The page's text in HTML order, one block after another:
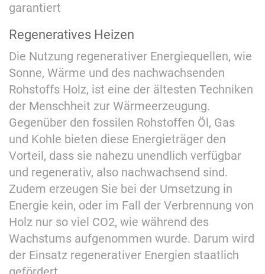
garantiert
Regeneratives Heizen
Die Nutzung regenerativer Energiequellen, wie
Sonne, Wärme und des nachwachsenden
Rohstoffs Holz, ist eine der ältesten Techniken
der Menschheit zur Wärmeerzeugung.
Gegenüber den fossilen Rohstoffen Öl, Gas
und Kohle bieten diese Energieträger den
Vorteil, dass sie nahezu unendlich verfügbar
und regenerativ, also nachwachsend sind.
Zudem erzeugen Sie bei der Umsetzung in
Energie kein, oder im Fall der Verbrennung von
Holz nur so viel CO2, wie während des
Wachstums aufgenommen wurde. Darum wird
der Einsatz regenerativer Energien staatlich